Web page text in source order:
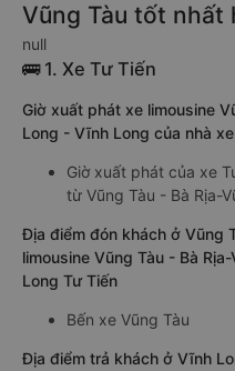
Vũng Tàu tốt
null
🚌 1. Xe Tư Tiến
Giờ xuất phát xe limousine
Long - Vĩnh Long của nhà
Giờ xuất phát của xe
từ Vũng Tàu - Bà Rịa-
Địa điểm đón khách ở Vũng
limousine Vũng Tàu - Bà
Long Tư Tiến
Bến xe Vũng Tàu
Địa điểm trả khách ở Vĩnh